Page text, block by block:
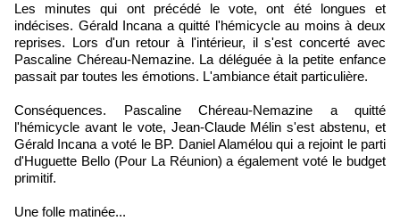
Les minutes qui ont précédé le vote, ont été longues et
indécises. Gérald Incana a quitté l'hémicycle au moins à deux
reprises. Lors d'un retour à l'intérieur, il s'est concerté avec
Pascaline Chéreau-Nemazine. La déléguée à la petite enfance
passait par toutes les émotions. L'ambiance était particulière.
Conséquences. Pascaline Chéreau-Nemazine a quitté
l'hémicycle avant le vote, Jean-Claude Mélin s'est abstenu, et
Gérald Incana a voté le BP. Daniel Alamélou qui a rejoint le parti
d'Huguette Bello (Pour La Réunion) a également voté le budget
primitif.
Une folle matinée...